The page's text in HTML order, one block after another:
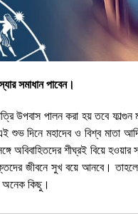
সমাধান পাবেন।
উপবাস পালন করা হয় তবে ফাল্গুন
শুভ দিনে মহাদেব ও বিশ্ব মাতা
অবিবাহিতদের শীঘ্রই বিয়ে
জীবনে সুখ বয়ে আনবে।
অনেক কিছু।